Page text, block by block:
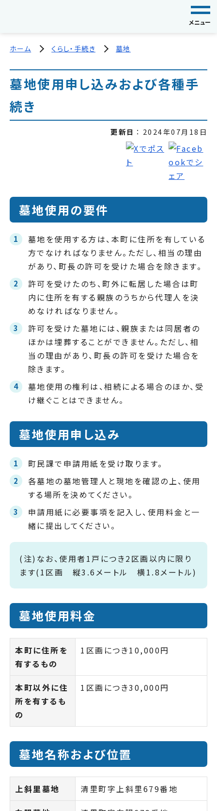
メニュー
ホーム くらし・手続き 墓地
墓地使用申し込みおよび各種手
続き
更新日 2024年07月18日
墓地使用の要件
墓地を使用する方は、本町に住所を有している
方でなければなりません。ただし、相当の理由
があり、町長の許可を受けた場合を除きます。
許可を受けたのち、町外に転居した場合は町
内に住所を有する親族のうちから代理人を決
めなければなりません。
許可を受けた墓地には、親族または同居者の
ほかは埋葬することができません。ただし、相
当の理由があり、町長の許可を受けた場合を
除きます。
墓地使用の権利は、相続による場合のほか、受
け継ぐことはできません。
墓地使用申し込み
町民課で申請用紙を受け取ります。
各墓地の墓地管理人と現地を確認の上、使用
する場所を決めてください。
申請用紙に必要事項を記入し、使用料金と一
緒に提出してください。
(注)なお、使用者1戸につき2区画以内に限り
ます(1区画 縦3.6メートル 横1.8メートル)
墓地使用料金
本町に住所を
有するもの
1区画につき10,000円
本町以外に住
所を有するも
の
1区画につき30,000円
墓地名称および位置
上斜里墓地 清里町字上斜里679番地